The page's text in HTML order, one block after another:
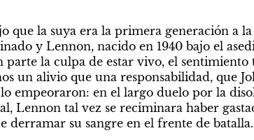
que la suya era la primera generación a
y Lennon, nacido en 1940 bajo el
la culpa de estar vivo, el sentimiento
un alivio que una responsabilidad, que
lo empeoraron: en el largo duelo por la
Lennon tal vez se reciminara haber
derramar su sangre en el frente de batalla.